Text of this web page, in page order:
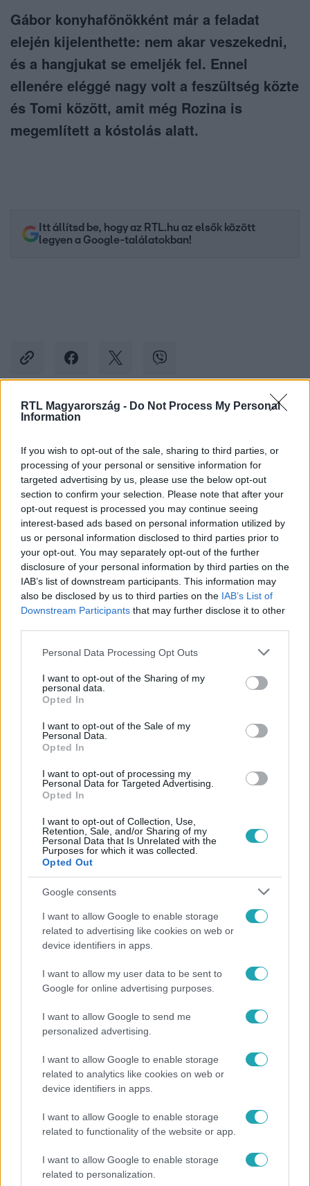
RTL Magyarország - Do Not Process My Personal
Information
If you wish to opt-out of the sale, sharing to third parties, or
processing of your personal or sensitive information for
targeted advertising by us, please use the below opt-out
section to confirm your selection. Please note that after your
opt-out request is processed you may continue seeing
interest-based ads based on personal information utilized by
us or personal information disclosed to third parties prior to
your opt-out. You may separately opt-out of the further
disclosure of your personal information by third parties on the
IAB’s list of downstream participants. This information may
also be disclosed by us to third parties on the IAB’s List of
Downstream Participants that may further disclose it to other
Please note that this website/app uses one or more Google
not limited to your visit or usage behaviour. You may click to
grant or deny consent to Google and its third-party tags to
use your data for below specified purposes in below Google
consent section.
Personal Data Processing Opt Outs
I want to opt-out of the Sharing of my
personal data.
Opted In
I want to opt-out of the Sale of my
Personal Data.
Opted In
I want to opt-out of processing my
Personal Data for Targeted Advertising.
Opted In
I want to opt-out of Collection, Use,
Retention, Sale, and/or Sharing of my
Personal Data that Is Unrelated with the
Purposes for which it was collected.
Opted Out
Google consents
I want to allow Google to enable storage
related to advertising like cookies on web or
device identifiers in apps.
I want to allow my user data to be sent to
Google for online advertising purposes.
I want to allow Google to send me
personalized advertising.
I want to allow Google to enable storage
related to analytics like cookies on web or
device identifiers in apps.
I want to allow Google to enable storage
related to functionality of the website or app.
I want to allow Google to enable storage
related to personalization.
Gábor konyhafőnökként már a feladat
elején kijelenthette: nem akar veszekedni,
és a hangjukat se emeljék fel. Ennel
ellenére eléggé nagy volt a feszültség közte
és Tomi között, amit még Rozina is
megemlített a kóstolás alatt.
Itt állítsd be, hogy az RTL.hu az elsők között
legyen a Google-találatokban!
Kövess minket, és értesülj a friss hírekről a
Követem
#A KONYHAFŐNÖK #KONYHAFŐNÖK
GASZTRONÓMIA FÖRDŐS ZÉ SÁRKÖZI ÁKOS
#WOSSALA ROZINA #1. FELADAT #TURBOLYA
Népszerű
"Nem beszélek már vele évek óta" - Édesapja
kitagadta Nagy Zsoltot